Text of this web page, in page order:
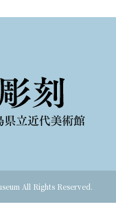
All Rights Reserved.